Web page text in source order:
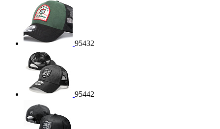
95432
95442